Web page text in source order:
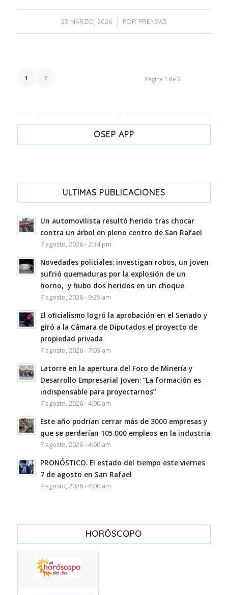
23 MARZO, 2026
/ POR PRENSA3
Página 1 de 2
1 2
OSEP APP
ULTIMAS PUBLICACIONES
Un automovilista resultó herido tras chocar
contra un árbol en pleno centro de San Rafael
7 agosto, 2026 - 2:34 pm
Novedades policiales: investigan robos, un joven
sufrió quemaduras por la explosión de un
horno, y hubo dos heridos en un choque
7 agosto, 2026 - 9:25 am
El oficialismo logró la aprobación en el Senado y
giró a la Cámara de Diputados el proyecto de
propiedad privada
7 agosto, 2026 - 7:03 am
Latorre en la apertura del Foro de Minería y
Desarrollo Empresarial Joven: “La formación es
indispensable para proyectarnos”
7 agosto, 2026 - 4:00 am
Este año podrían cerrar más de 3000 empresas y
que se perderían 105.000 empleos en la industria
7 agosto, 2026 - 4:00 am
PRONÓSTICO. El estado del tiempo este viernes
7 de agosto en San Rafael
7 agosto, 2026 - 4:00 am
HORÓSCOPO